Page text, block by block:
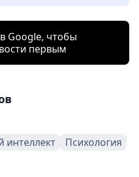
Google, чтобы
первым
интеллект
Психология